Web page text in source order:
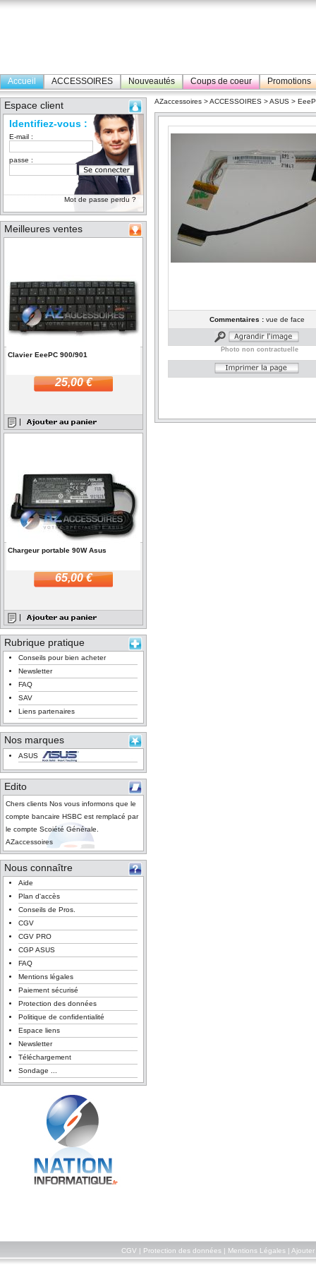
Accueil ACCESSOIRES Nouveautés Coups de coeur Promotions
Espace client
Identifiez-vous :
E-mail :
passe :
Mot de passe perdu ?
Meilleures ventes
Clavier EeePC 900/901
25,00 €
Chargeur portable 90W Asus
65,00 €
Rubrique pratique
Conseils pour bien acheter
Newsletter
FAQ
SAV
Liens partenaires
Nos marques
ASUS
Edito
Chers clients Nos vous informons que le
compte bancaire HSBC est remplacé par
le compte Scoiété Générale.
AZaccessoires
Nous connaître
Aide
Plan d'accès
Conseils de Pros.
CGV
CGV PRO
CGP ASUS
FAQ
Mentions légales
Paiement sécurisé
Protection des données
Politique de confidentialité
Espace liens
Newsletter
Téléchargement
Sondage ...
AZaccessoires >ACCESSOIRES >ASUS >
Commentaires :vue de face
Photo non contractuelle
CGV Protection des données| Mentions Légales| Ajouter